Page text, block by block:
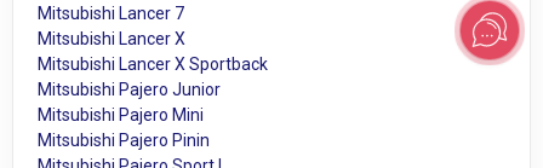
Mitsubishi Lancer 7
Mitsubishi Lancer X
Mitsubishi Lancer X Sportback
Mitsubishi Pajero Junior
Mitsubishi Pajero Mini
Mitsubishi Pajero Pinin